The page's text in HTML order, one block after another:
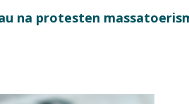
‘Nederlandse